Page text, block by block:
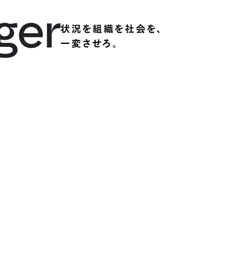
状況を組織を社会を、
一変させろ。